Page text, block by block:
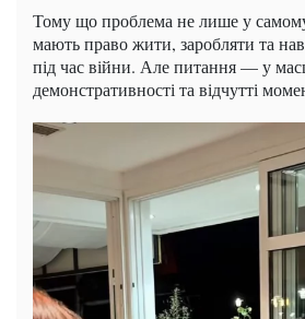
Тому що проблема не лише у
мають право жити, заробляти та
під час війни. Але питання — у
демонстративності та відчутті